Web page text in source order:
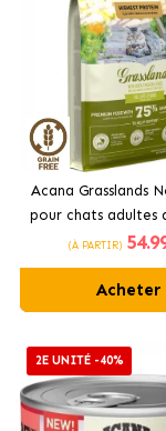
Acana Grasslands
pour chats adultes
et au
(À PARTIR) 54
Acheter
2E UNITÉ -40%